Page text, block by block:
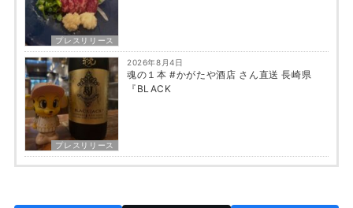
プレスリリース
プレスリリース
2026年8月4日
魂の１本 #かがたや酒店 さん直送 長崎県
『BLACK